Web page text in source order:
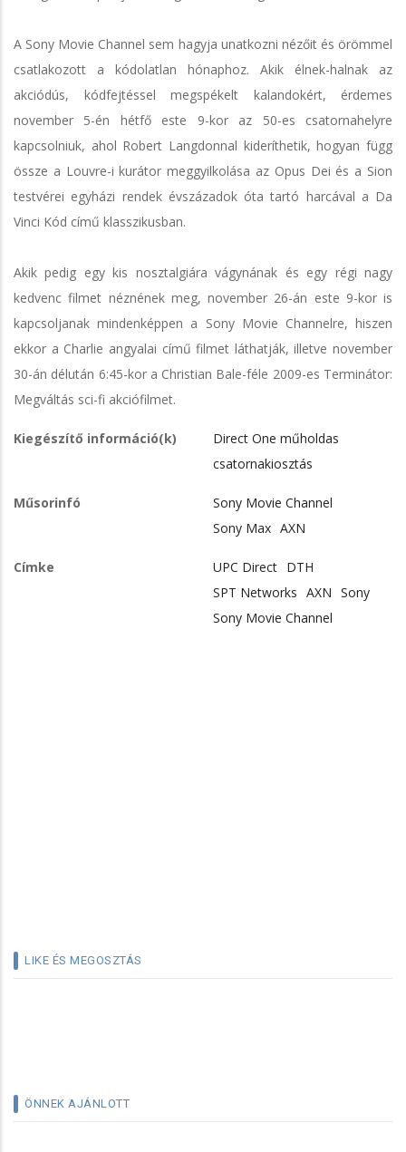
A Sony Movie Channel sem hagyja unatkozni nézőit és örömmel
csatlakozott a kódolatlan hónaphoz. Akik élnek-halnak az
akciódús, kódfejtéssel megspékelt kalandokért, érdemes
november 5-én hétfő este 9-kor az 50-es csatornahelyre
kapcsolniuk, ahol Robert Langdonnal kideríthetik, hogyan függ
össze a Louvre-i kurátor meggyilkolása az Opus Dei és a Sion
testvérei egyházi rendek évszázadok óta tartó harcával a Da
Vinci Kód című klasszikusban.
Akik pedig egy kis nosztalgiára vágynának és egy régi nagy
kedvenc filmet néznének meg, november 26-án este 9-kor is
kapcsoljanak mindenképpen a Sony Movie Channelre, hiszen
ekkor a Charlie angyalai című filmet láthatják, illetve november
30-án délután 6:45-kor a Christian Bale-féle 2009-es Terminátor:
Megváltás sci-fi akciófilmet.
Kiegészítő információ(k)
Direct One műholdas
csatornakiosztás
Műsorinfó
Sony Movie Channel
Sony Max AXN
Címke UPC Direct DTH
SPT Networks AXN Sony
Sony Movie Channel
LIKE ÉS MEGOSZTÁS
ÖNNEK AJÁNLOTT